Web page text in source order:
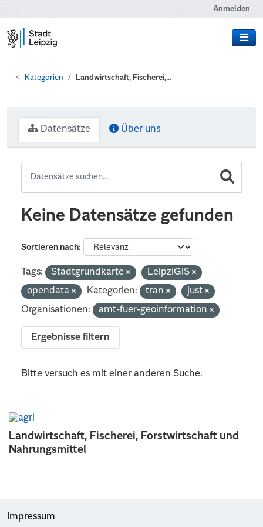
Anmelden
Kategorien Landwirtschaft, Fischerei,...
Landwirtschaft, Fischerei, Forstwirtschaft und
Nahrungsmittel
Datensätze Über uns
Keine Datensätze gefunden
Sortieren nach
Tags: Stadtgrundkarte
LeipziGIS
opendata
Kategorien: tran
just
Organisationen:
amt-fuer-geoinformation
Ergebnisse filtern
Bitte versuch es mit einer anderen Suche.
Impressum